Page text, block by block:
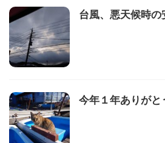
台風、悪天候時の
今年１年ありがと